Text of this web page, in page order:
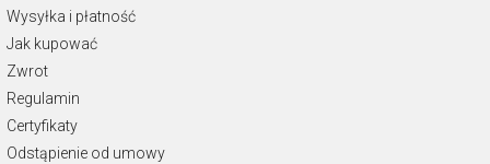
Wysyłka i płatność
Jak kupować
Zwrot
Regulamin
Certyfikaty
Odstąpienie od umowy